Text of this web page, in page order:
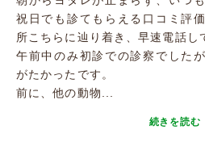
祝日でも診てもらえる口コミ評
所こちらに辿り着き、早速電話し
午前中のみ初診での診察でした
がたかったです。
前に、他の動物...
続きを読む